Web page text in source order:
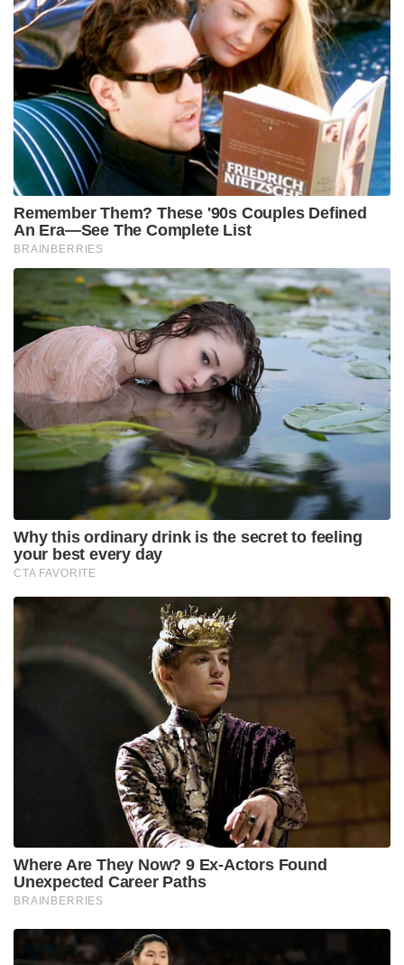
ഹൈദരാബാദിനായി ആദിൽ റഷീദ് അവസാന
നിമിഷം 2 വിക്കറ്റുകൾ വീഴ്ത്തിയെങ്കിലും,
അപ്പോഴേക്കും ലഖ്നൗ ജയം ഉറപ്പിച്ചിരുന്നു.
ഭുവനേശ്വർ കുമാർ, ഫസൽഹഖ് ഫറൂഖി, ഉമ്രാൻ
മാലിക് എന്നിവർക്ക് ഓരോ വിക്കറ്റ് ലഭിച്ചു.
ജയത്തോടെ പോയിന്റ് പട്ടികയിൽ ലഖ്നൗ
ഒന്നാമതെത്തി. 3 കളികളിൽ 2 ജയവും ഒരു
തോൽവിയുമാണ് അവർക്ക് ഉള്ളത്. കളിച്ച 2
കളികളിലും തോറ്റ ഹൈദരാബാദ് പോയിന്റ്
പട്ടികയിൽ ഏറ്റവും പിന്നിലാണ്.
Tags: IPL23 LSG SRH